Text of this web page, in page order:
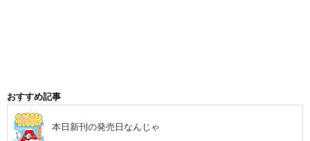
おすすめ記事
本日新刊の発売日なんじゃ